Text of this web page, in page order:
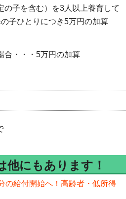
の子を含む）を3人以上養育して
子ひとりにつき5万円の加算
合・・・5万円の加算
他にもあります！
の給付開始へ！高齢者・低所得